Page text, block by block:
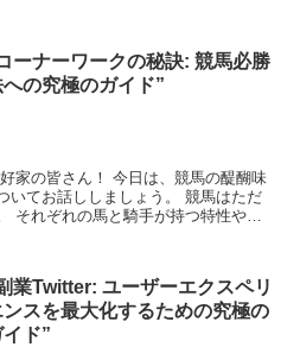
ーナーワークの秘訣: 競馬必勝
への究極のガイド”
家の皆さん！ 今日は、競馬の醍醐味
いてお話ししましょう。 競馬はただ
それぞれの馬と騎手が持つ特性や戦
業Twitter: ユーザーエクスペリ
ンスを最大化するための究極の
イド”